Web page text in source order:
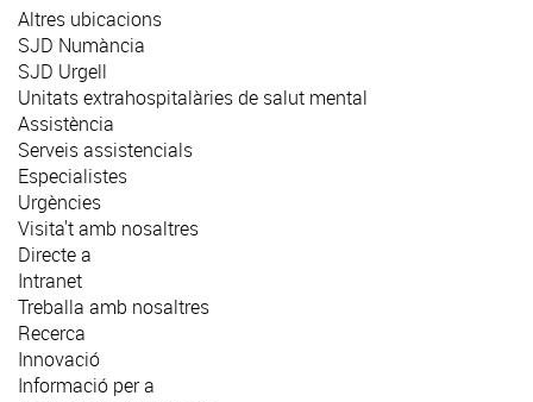
Altres ubicacions
SJD Numància
SJD Urgell
Unitats extrahospitalàries de salut mental
Assistència
Serveis assistencials
Especialistes
Urgències
Visita't amb nosaltres
Directe a
Intranet
Treballa amb nosaltres
Recerca
Innovació
Informació per a